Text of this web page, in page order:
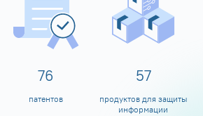
80
патентов
60
продуктов для защиты
информации